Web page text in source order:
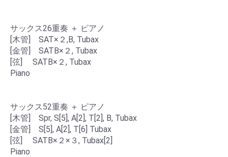
サックス26重奏 ＋ ピアノ
[木管] SAT×２,B, Tubax
[金管] SATB×２, Tubax
[弦] SATB×２, Tubax
Piano
サックス52重奏 ＋ ピアノ
[木管] Spr, S[5], A[2], T[2], B, Tubax
[金管] S[5], A[2], T[6] Tubax
[弦] SATB×２×３, Tubax[2]
Piano